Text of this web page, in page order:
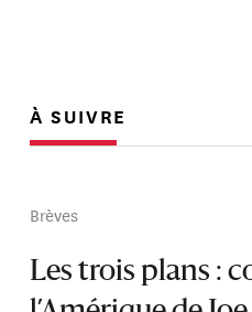
À SUIVRE
Brèves
Les trois plans :